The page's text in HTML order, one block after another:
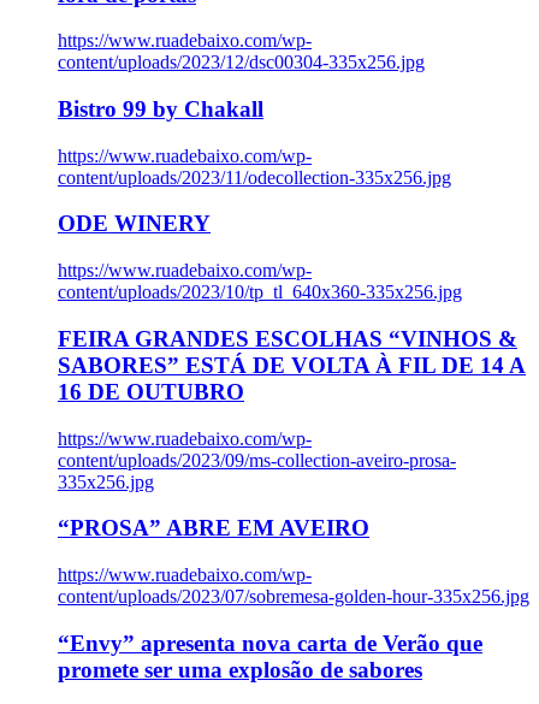
https://www.ruadebaixo.com/wp-
content/uploads/2023/12/dsc00304-335x256.jpg
Bistro 99 by Chakall
https://www.ruadebaixo.com/wp-
content/uploads/2023/11/odecollection-335x256.jpg
ODE WINERY
https://www.ruadebaixo.com/wp-
content/uploads/2023/10/tp_tl_640x360-335x256.jpg
FEIRA GRANDES ESCOLHAS “VINHOS &
SABORES” ESTÁ DE VOLTA À FIL DE 14 A
16 DE OUTUBRO
https://www.ruadebaixo.com/wp-
content/uploads/2023/09/ms-collection-aveiro-prosa-
335x256.jpg
“PROSA” ABRE EM AVEIRO
https://www.ruadebaixo.com/wp-
content/uploads/2023/07/sobremesa-golden-hour-335x256.jpg
“Envy” apresenta nova carta de Verão que
promete ser uma explosão de sabores